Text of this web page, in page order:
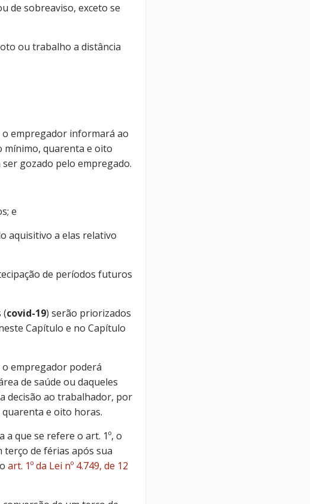
de sobreaviso, exceto se
ou trabalho a distância
o empregador informará ao
mínimo, quarenta e oito
gozado pelo empregado.
e
aquisitivo a elas relativo
de períodos futuros
(covid-19) serão priorizados
Capítulo e no Capítulo
o empregador poderá
de saúde ou daqueles
decisão ao trabalhador, por
e oito horas.
a que se refere o art. 1º, o
de férias após sua
art. 1º da Lei nº 4.749, de 12